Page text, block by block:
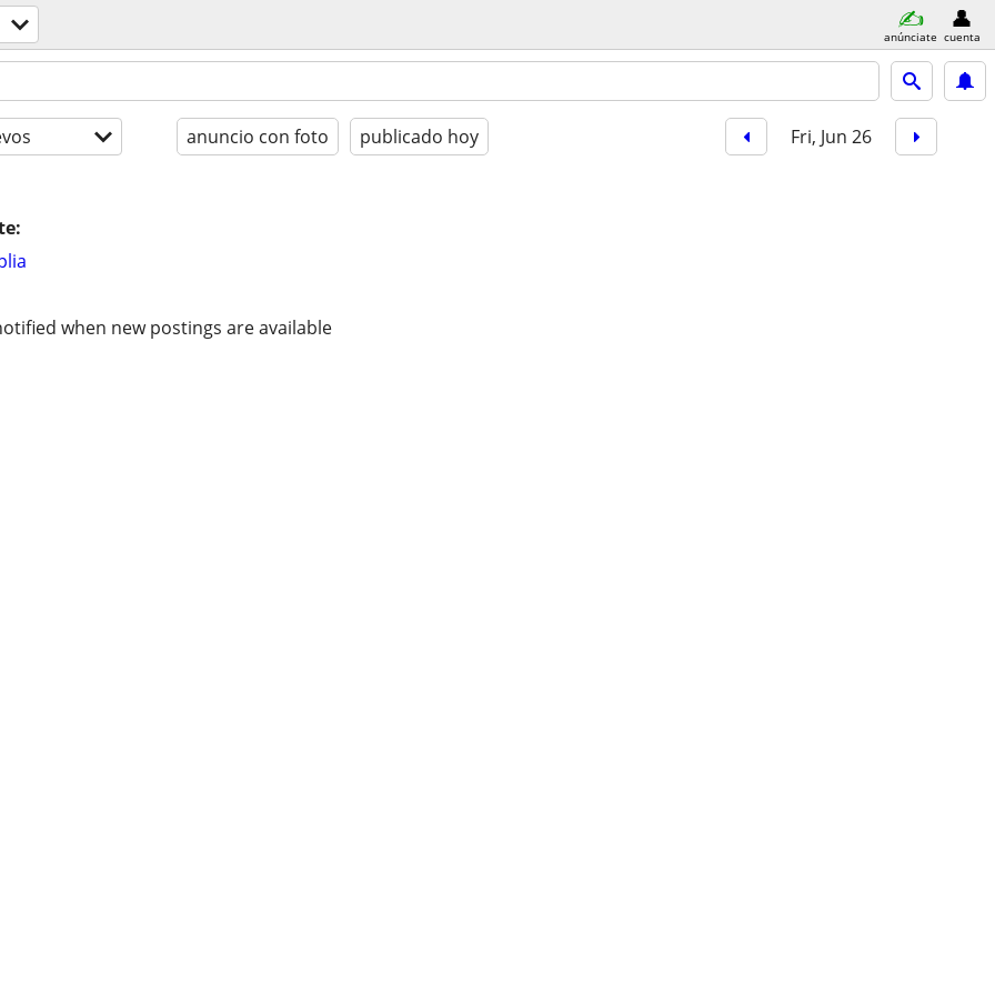
anúnciate cuenta
anuncio con foto publicado hoy Fri, Jun 26
when new postings are available